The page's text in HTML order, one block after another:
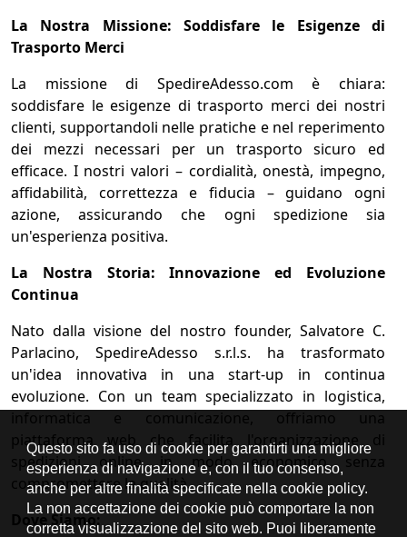
La Nostra Missione: Soddisfare le Esigenze di
Trasporto Merci
La missione di SpedireAdesso.com è chiara:
soddisfare le esigenze di trasporto merci dei nostri
clienti, supportandoli nelle pratiche e nel reperimento
dei mezzi necessari per un trasporto sicuro ed
efficace. I nostri valori – cordialità, onestà, impegno,
affidabilità, correttezza e fiducia – guidano ogni
azione, assicurando che ogni spedizione sia
un'esperienza positiva.
La Nostra Storia: Innovazione ed Evoluzione
Continua
Nato dalla visione del nostro founder, Salvatore C.
Parlacino, SpedireAdesso s.r.l.s. ha trasformato
un'idea innovativa in una start-up in continua
evoluzione. Con un team specializzato in logistica,
informatica e comunicazione, offriamo una
piattaforma web che facilita l'organizzazione di
spedizioni online in modo economico senza
compromettere la qualità.
Dove Siamo: